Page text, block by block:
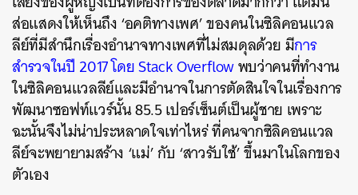
ส่อแสดงให้เห็นถึง ‘อคติทางเพศ’ ของคนในซิลิคอนแวล
ลีย์ที่มีสำนึกเรื่องอำนาจทางเพศที่ไม่สมดุลด้วย มีการ
สำรวจในปี 2017 โดย Stack Overflowพบว่าคนที่ทำงาน
ในซิลิคอนแวลลีย์และมีอำนาจในการตัดสินใจในเรื่องการ
พัฒนาซอฟท์แวร์นั้น 85.5 เปอร์เซ็นต์เป็นผู้ชาย เพราะ
ฉะนั้นจึงไม่น่าประหลาดใจเท่าไหร่ ที่คนจากซิลิคอนแวล
ลีย์จะพยายามสร้าง ‘แม่’ กับ ‘สาวรับใช้’ ขึ้นมาในโลกของ
ตัวเอง